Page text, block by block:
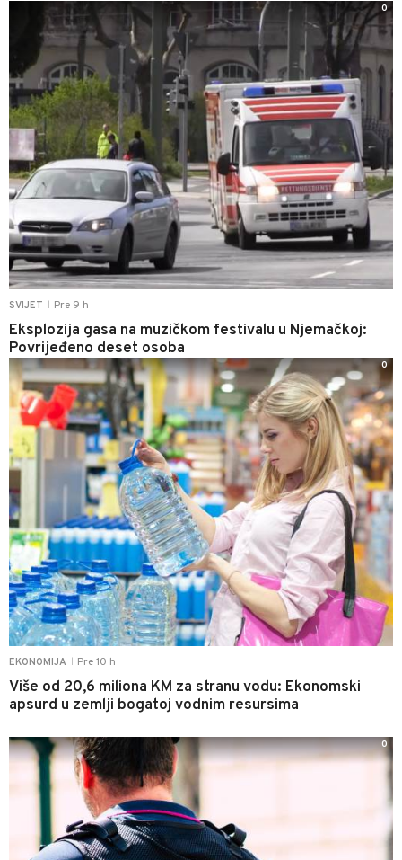
SVIJET Pre 9 h
Eksplozija gasa na muzičkom festivalu u Njemačkoj:
Povrijeđeno deset osoba
0
EKONOMIJA Pre 10 h
Više od 20,6 miliona KM za stranu vodu: Ekonomski
apsurd u zemlji bogatoj vodnim resursima
0
0